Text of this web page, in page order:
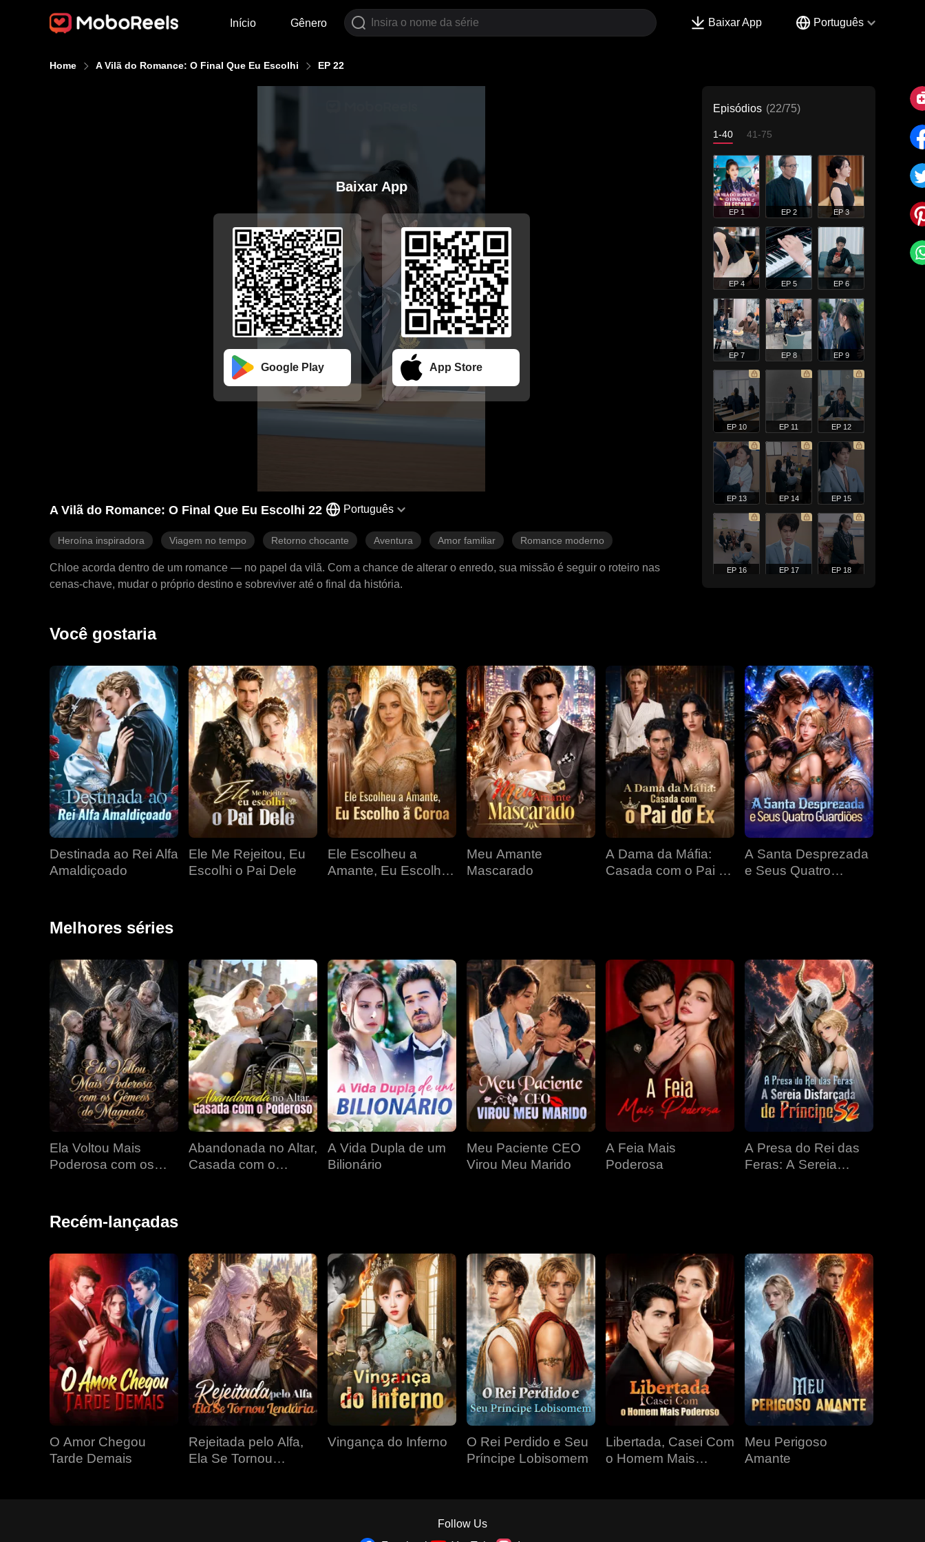
Início Gênero Baixar App Português
Home A Vilã do Romance: O Final Que Eu Escolhi EP 22
Baixar App
Google Play App Store
A Vilã do Romance: O Final Que Eu Escolhi 22 Português
Heroína inspiradora Viagem no tempo Retorno chocante Aventura Amor familiar Romance moderno
Chloe acorda dentro de um romance — no papel da vilã. Com a chance de alterar o enredo, sua missão é seguir o roteiro nas
cenas-chave, mudar o próprio destino e sobreviver até o final da história.
Episódios (22/75)
1-40 41-75
EP 1 EP 2 EP 3
EP 4 EP 5 EP 6
EP 7 EP 8 EP 9
EP 10 EP 11 EP 12
EP 13 EP 14 EP 15
EP 16 EP 17 EP 18
EP 22 EP 23 EP 24
EP 25 EP 26 EP 27
EP 28 EP 29 EP 30
EP 34 EP 35 EP 36
EP 38 EP 39
Você gostaria
Destinada ao Rei Alfa
Amaldiçoado
Ele Me Rejeitou, Eu
Escolhi o Pai Dele
Ele Escolheu a
Amante, Eu Escolho
Meu Amante
Mascarado
A Dama da Máfia:
Casada com o Pai do
A Santa Desprezada
e Seus Quatro
Melhores séries
Ela Voltou Mais
Poderosa com os
Abandonada no Altar,
Casada com o
A Vida Dupla de um
Bilionário
Meu Paciente CEO
Virou Meu Marido
A Feia Mais
Poderosa
A Presa do Rei das
Feras: A Sereia
Recém-lançadas
O Amor Chegou
Tarde Demais
Rejeitada pelo Alfa,
Ela Se Tornou
Vingança do Inferno
O Rei Perdido e Seu
Príncipe Lobisomem
Libertada, Casei Com
o Homem Mais
Meu Perigoso
Amante
Follow Us